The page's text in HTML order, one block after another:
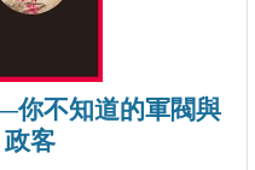
你不知道的軍閥與
政客